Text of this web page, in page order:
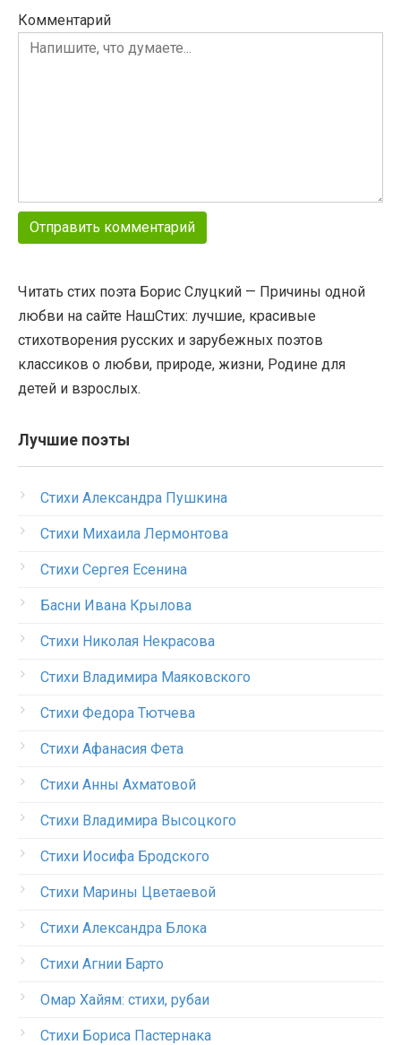
Комментарий
Читать стих поэта Борис Слуцкий — Причины одной
любви на сайте НашСтих: лучшие, красивые
стихотворения русских и зарубежных поэтов
классиков о любви, природе, жизни, Родине для
детей и взрослых.
Лучшие поэты
Стихи Александра Пушкина
Стихи Михаила Лермонтова
Стихи Сергея Есенина
Басни Ивана Крылова
Стихи Николая Некрасова
Стихи Владимира Маяковского
Стихи Федора Тютчева
Стихи Афанасия Фета
Стихи Анны Ахматовой
Стихи Владимира Высоцкого
Стихи Иосифа Бродского
Стихи Марины Цветаевой
Стихи Александра Блока
Стихи Агнии Барто
Омар Хайям: стихи, рубаи
Стихи Бориса Пастернака